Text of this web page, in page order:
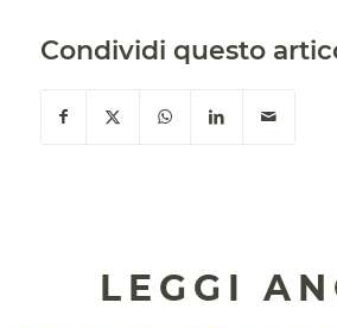
Condividi questo
LEGGI